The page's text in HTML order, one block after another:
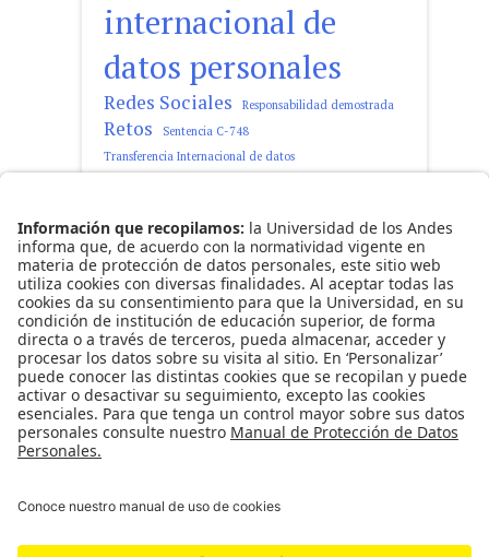
internacional de
datos personales
Redes Sociales Responsabilidad demostrada
Retos
Sentencia C-748
Transferencia Internacional de datos
Observatorio Ciro Angarita Barón -
Universidad de los Andes | Vigilada Mineducación
del 30 de mayo de 1964.